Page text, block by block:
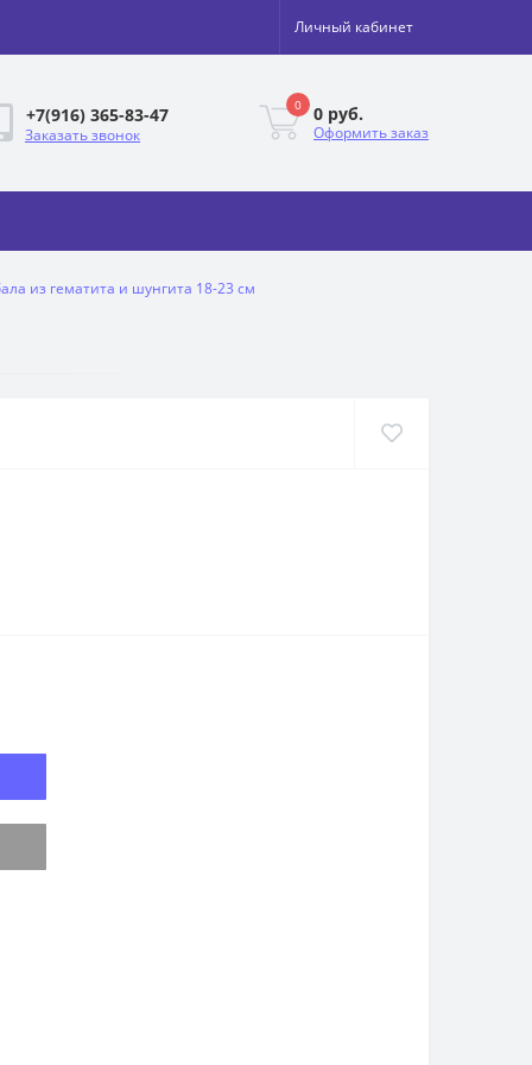
Личный кабинет
+7(916) 365-83-47
Заказать звонок
0 0 руб.
Оформить заказ
из гематита и шунгита 18-23 см